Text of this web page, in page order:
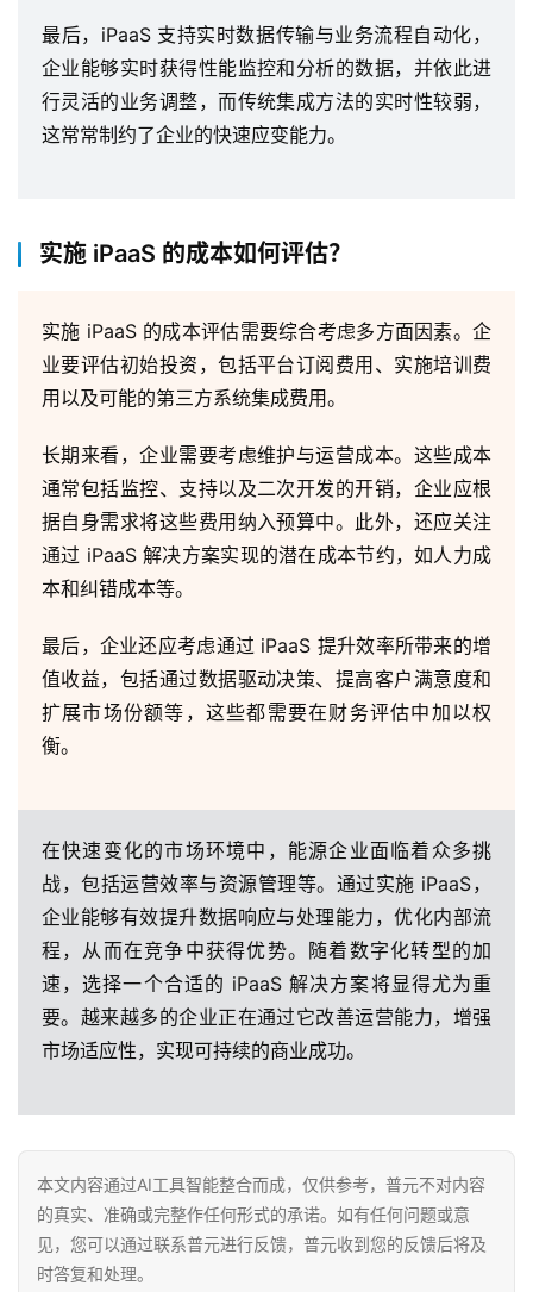
最后，iPaaS 支持实时数据传输与业务流程自动化，
企业能够实时获得性能监控和分析的数据，并依此进
行灵活的业务调整，而传统集成方法的实时性较弱，
这常常制约了企业的快速应变能力。
实施 iPaaS 的成本如何评估？
实施 iPaaS 的成本评估需要综合考虑多方面因素。企
业要评估初始投资，包括平台订阅费用、实施培训费
用以及可能的第三方系统集成费用。
长期来看，企业需要考虑维护与运营成本。这些成本
通常包括监控、支持以及二次开发的开销，企业应根
据自身需求将这些费用纳入预算中。此外，还应关注
通过 iPaaS 解决方案实现的潜在成本节约，如人力成
本和纠错成本等。
最后，企业还应考虑通过 iPaaS 提升效率所带来的增
值收益，包括通过数据驱动决策、提高客户满意度和
扩展市场份额等，这些都需要在财务评估中加以权
衡。
在快速变化的市场环境中，能源企业面临着众多挑
战，包括运营效率与资源管理等。通过实施 iPaaS，
企业能够有效提升数据响应与处理能力，优化内部流
程，从而在竞争中获得优势。随着数字化转型的加
速，选择一个合适的 iPaaS 解决方案将显得尤为重
要。越来越多的企业正在通过它改善运营能力，增强
市场适应性，实现可持续的商业成功。
本文内容通过AI工具智能整合而成，仅供参考，普元不对内容
的真实、准确或完整作任何形式的承诺。如有任何问题或意
见，您可以通过联系普元进行反馈，普元收到您的反馈后将及
时答复和处理。